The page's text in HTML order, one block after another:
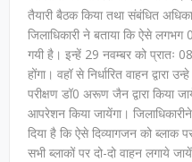
तैयारी बैठक किया तथा संबंधित
जिलाधिकारी ने बताया कि ऐसे लगभग
गयी है। इन्हें 29 नवम्बर को प्रातः
होंगा। वहॉ से निर्धारित वाहन द्वारा
परीक्षण डॉ0 अरूण जैन द्वारा किया
आपरेशन किया जायेंगा।
दिया है कि ऐसे दिव्यागजन को ब्लाक
सभी ब्लाकों पर दो-दो वाहन लगाये